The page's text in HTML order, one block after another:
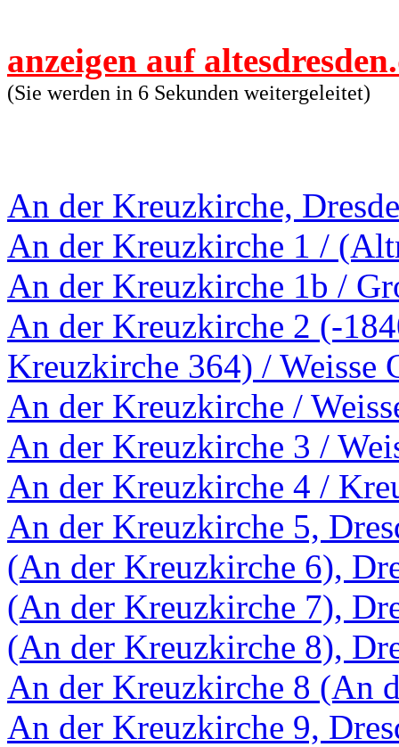
anzeigen auf
(Sie werden in 6 Sekunden weitergeleitet)
An der Kreuzkirche,
An der Kreuzkirche 1 /
An der Kreuzkirche 1b /
An der Kreuzkirche 2 (-
Kreuzkirche 364) / Weisse
An der Kreuzkirche /
An der Kreuzkirche 3 /
An der Kreuzkirche 4 /
An der Kreuzkirche 5,
(An der Kreuzkirche 6),
(An der Kreuzkirche 7),
(An der Kreuzkirche 8),
An der Kreuzkirche 8 (An
An der Kreuzkirche 9,